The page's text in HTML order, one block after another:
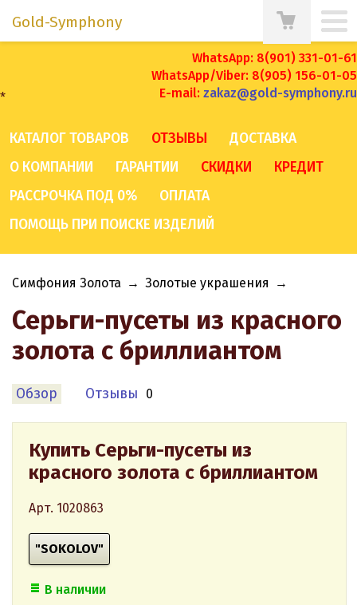
WhatsApp: 8(901) 331-01-61
WhatsApp/Viber: 8(905) 156-01-05
E-mail: zakaz@gold-symphony.ru
*
Gold-Symphony
КАТАЛОГ ТОВАРОВ ОТЗЫВЫ
ДОСТАВКА
О КОМПАНИИ
ГАРАНТИИ СКИДКИ
КРЕДИТ
РАССРОЧКА ПОД 0%
ОПЛАТА
ПОМОЩЬ ПРИ ПОИСКЕ ИЗДЕЛИЙ
Симфония Золота → Золотые украшения →
Серьги-пусеты из красного
золота с бриллиантом
Обзор Отзывы 0
Купить Серьги-пусеты из
красного золота с бриллиантом
Арт. 1020863
"SOKOLOV"
В наличии